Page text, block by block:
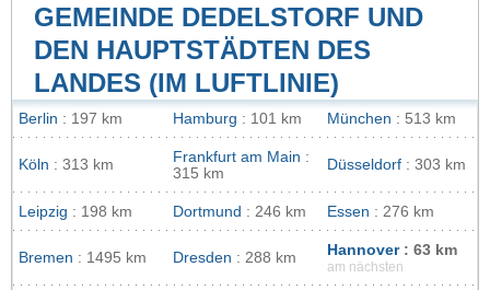
GEMEINDE DEDELSTORF UND
DEN HAUPTSTÄDTEN DES
LANDES (IM LUFTLINIE)
Berlin : 197 km Hamburg : 101 km München : 513 km
Köln : 313 km Frankfurt am Main :
315 km
Düsseldorf : 303 km
Leipzig : 198 km Dortmund : 246 km Essen : 276 km
Bremen : 1495 km Dresden : 288 km Hannover: 63 km
am nächsten